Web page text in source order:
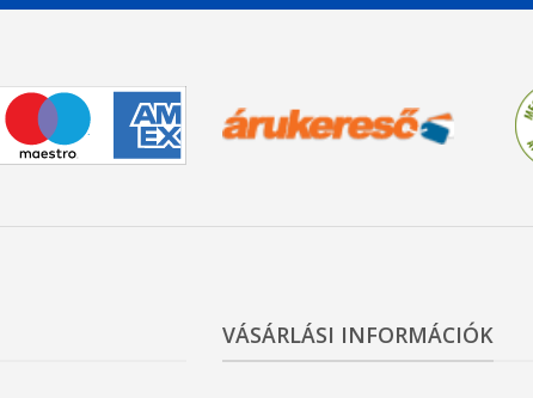
VÁSÁRLÁSI INFORMÁCIÓK